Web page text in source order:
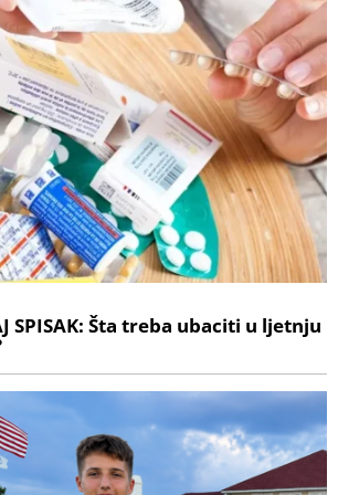
SPISAK: Šta treba ubaciti u ljetnju